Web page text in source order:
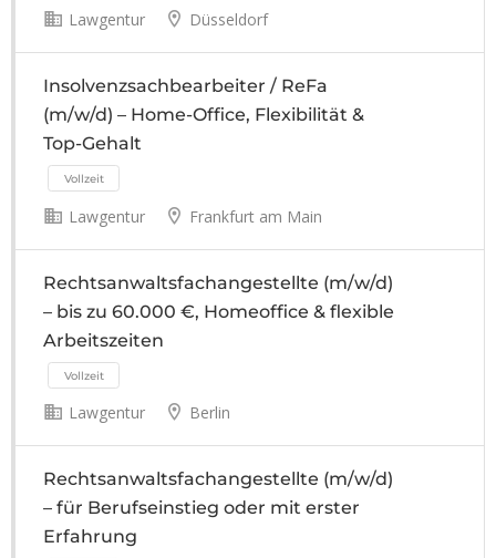
Vollzeit
Vollzeit
Lawgentur Düsseldorf
Insolvenzsachbearbeiter / ReFa
(m/w/d) – Home-Office, Flexibilität &
Top-Gehalt
Lawgentur Frankfurt am Main
Rechtsanwaltsfachangestellte (m/w/d)
– bis zu 60.000 €, Homeoffice & flexible
Arbeitszeiten
Lawgentur Berlin
Rechtsanwaltsfachangestellte (m/w/d)
– für Berufseinstieg oder mit erster
Erfahrung